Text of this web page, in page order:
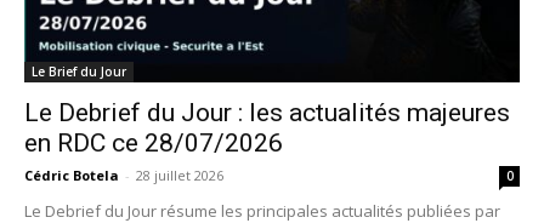
Le Brief du Jour
Le Debrief du Jour : les actualités majeures
en RDC ce 28/07/2026
Cédric Botela - 28 juillet 2026 0
Le Debrief du Jour résume les principales actualités publiées par